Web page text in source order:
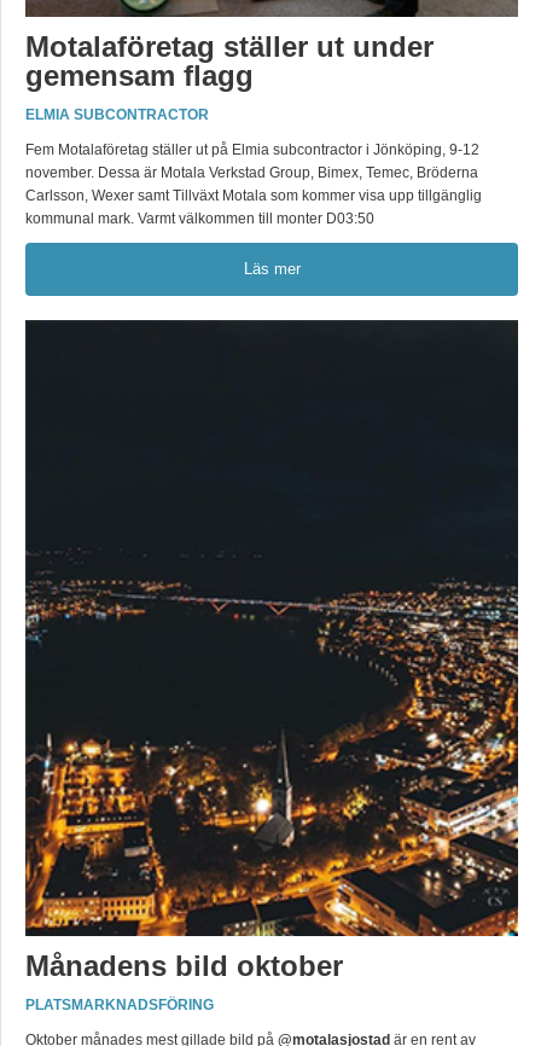
Motalaföretag ställer ut under
gemensam flagg
ELMIA SUBCONTRACTOR
Fem Motalaföretag ställer ut på Elmia subcontractor i Jönköping, 9-12
november. Dessa är Motala Verkstad Group, Bimex, Temec, Bröderna
Carlsson, Wexer samt Tillväxt Motala som kommer visa upp tillgänglig
kommunal mark. Varmt välkommen till monter D03:50
Läs mer
Månadens bild oktober
PLATSMARKNADSFÖRING
Oktober månades mest gillade bild på @motalasjostad är en rent av